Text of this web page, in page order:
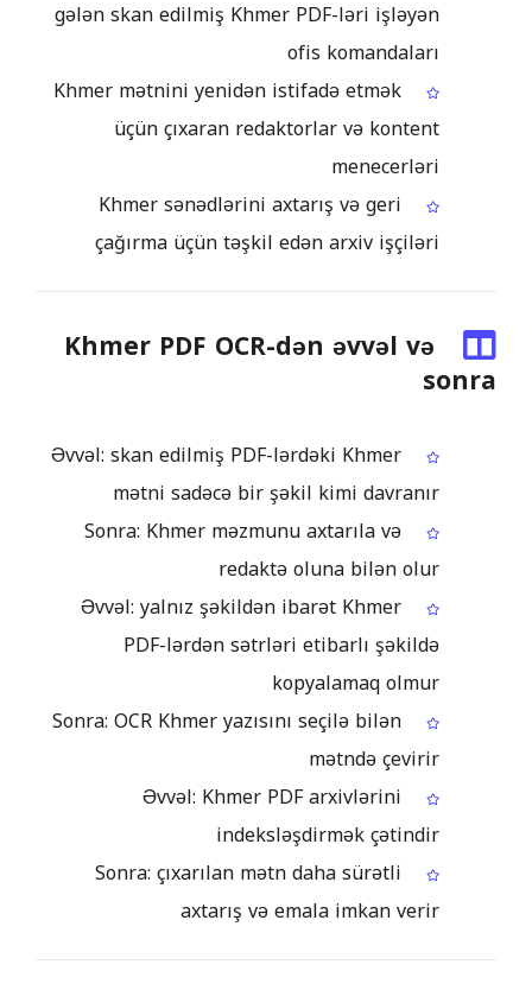
gələn skan edilmiş Khmer PDF-ləri işləyən
ofis komandaları
Khmer mətnini yenidən istifadə etmək
üçün çıxaran redaktorlar və kontent
menecerləri
Khmer sənədlərini axtarış və geri
çağırma üçün təşkil edən arxiv işçiləri
Khmer PDF OCR-dən əvvəl və
sonra
Əvvəl: skan edilmiş PDF-lərdəki Khmer
mətni sadəcə bir şəkil kimi davranır
Sonra: Khmer məzmunu axtarıla və
redaktə oluna bilən olur
Əvvəl: yalnız şəkildən ibarət Khmer
PDF-lərdən sətrləri etibarlı şəkildə
kopyalamaq olmur
Sonra: OCR Khmer yazısını seçilə bilən
mətndə çevirir
Əvvəl: Khmer PDF arxivlərini
indeksləşdirmək çətindir
Sonra: çıxarılan mətn daha sürətli
axtarış və emala imkan verir